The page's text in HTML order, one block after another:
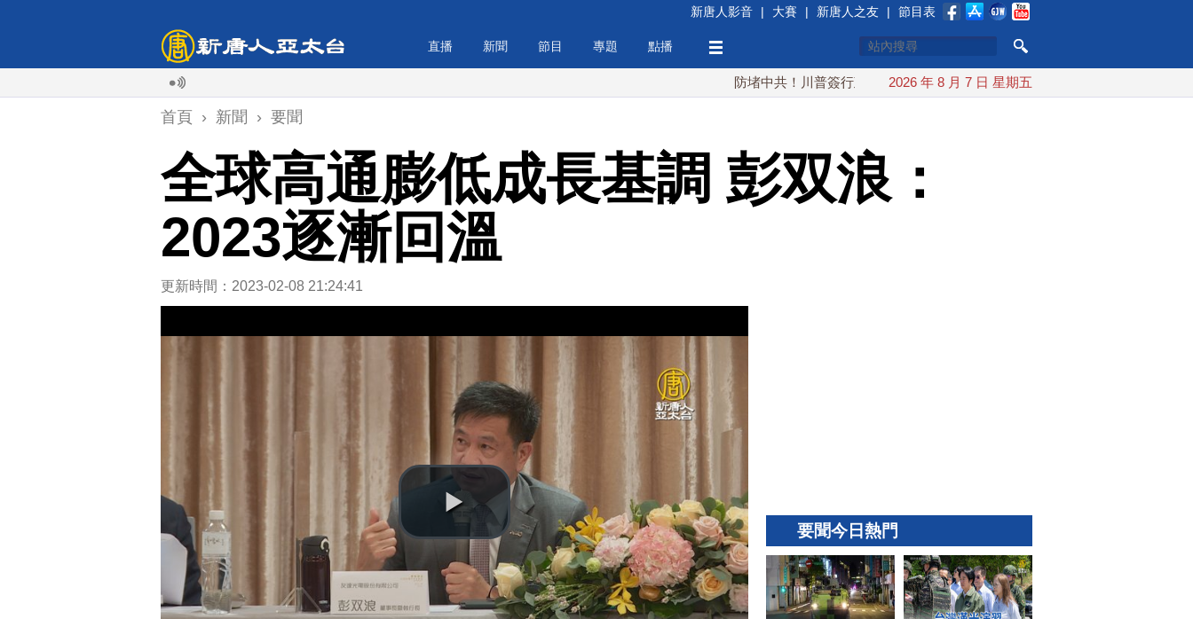
新唐人影音 | 大賽 | 新唐人之友 | 節目表
直播 新聞 節目 專題 點播
防堵中共！川普簽行政令 對多晶矽課15%關稅 白海豚颱風最快下午海警！父親節
2026 年 8 月 7 日 星期五
首頁 › 新聞 › 要聞
全球高通膨低成長基調 彭双浪：
2023逐漸回溫
更新時間：2023-02-08 21:24:41
要聞今日熱門